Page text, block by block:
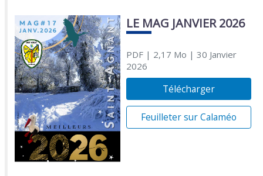
LE MAG JANVIER 2026
PDF| 2,17 Mo | 30 Janvier
2026
Télécharger
Feuilleter sur Calaméo